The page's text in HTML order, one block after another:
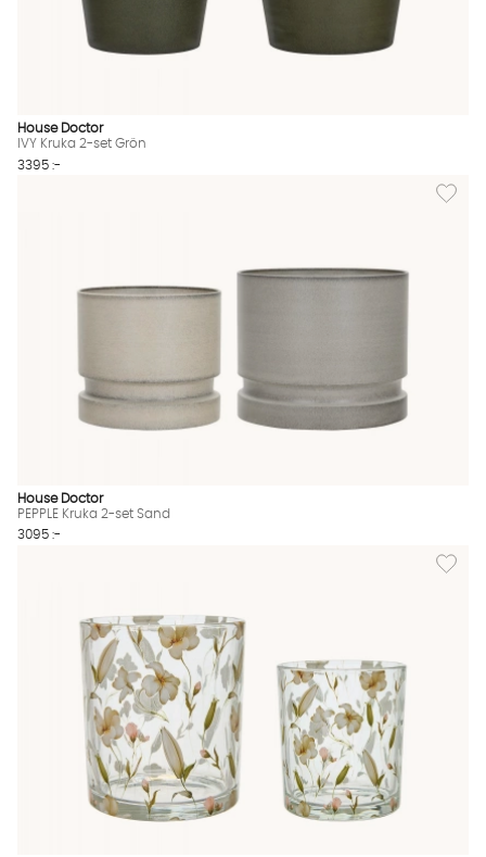
House Doctor
IVY Kruka 2-set Grön
3395 :-
Lägg
House Doctor
PEPPLE Kruka 2-set Sand
3095 :-
Lägg